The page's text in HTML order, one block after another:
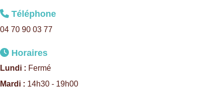
Téléphone
04 70 90 03 77
Horaires
Lundi : Fermé
Mardi : 14h30 - 19h00